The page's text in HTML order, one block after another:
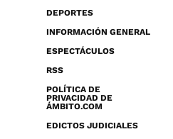
DEPORTES
INFORMACIÓN GENERAL
ESPECTÁCULOS
RSS
POLÍTICA DE
PRIVACIDAD DE
ÁMBITO.COM
EDICTOS JUDICIALES